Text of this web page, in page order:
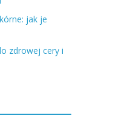
jak je
zdrowej cery i